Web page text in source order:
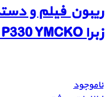
زبرا Zebra P330 YMCKO
ناموجود